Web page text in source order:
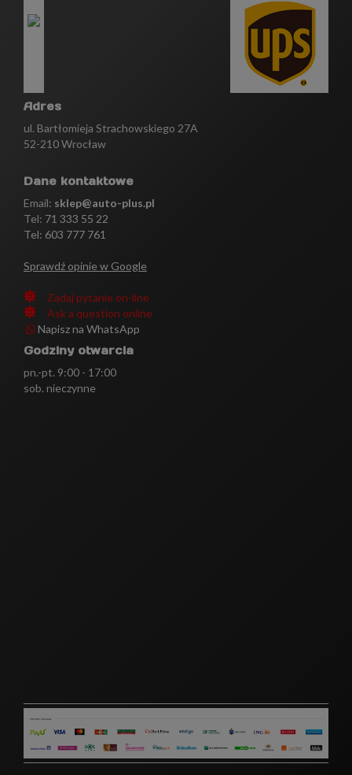
Adres
ul. Bartłomieja Strachowskiego 27A
52-210 Wrocław
Dane kontaktowe
Email: sklep@auto-plus.pl
Tel: 71 333 55 22
Tel: 603 777 761
Sprawdź opinie w Google
Zadaj pytanie on-line
Ask a question online
Napisz na WhatsApp
Godziny otwarcia
pn.-pt. 9:00 - 17:00
sob. nieczynne